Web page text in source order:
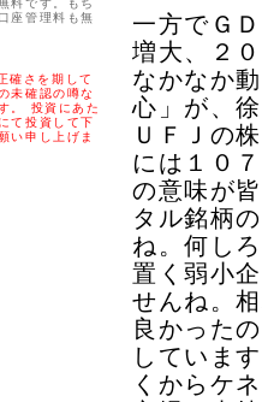
一方でＧ
増大、２
なかなか
心」が、
ＵＦＪの
には１０
の意味が
タル銘柄
ね。何し
置く弱小
せんね。
良かった
していま
くからケ
料です。もち
座管理料も無
確さを期して
未確認の噂な
。 投資にあた
て投資して下
い申し上げま